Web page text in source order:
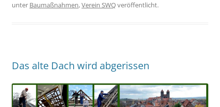
unter Baumaßnahmen,Verein SWQveröffentlicht.
Das alte Dach wird abgerissen